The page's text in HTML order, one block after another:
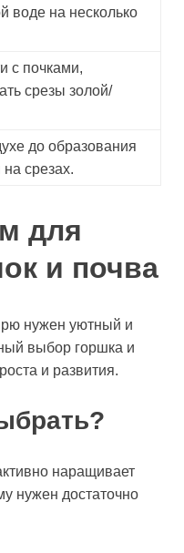
воде на несколько
с почками,
срезы золой/
до образования
на срезах.
для
и почва
нужен уютный и
выбор горшка и
и развития.
наращивает
нужен достаточно